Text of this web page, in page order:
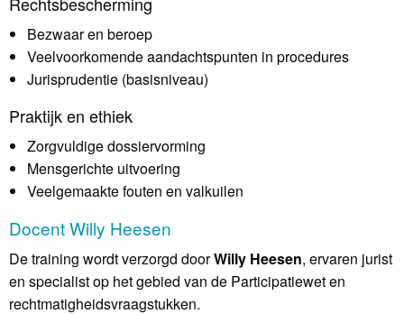
Bezwaar en beroep
Veelvoorkomende aandachtspunten in procedures
Jurisprudentie (basisniveau)
Praktijk en ethiek
Zorgvuldige dossiervorming
Mensgerichte uitvoering
Veelgemaakte fouten en valkuilen
Docent Willy Heesen
De training wordt verzorgd doorWilly Heesen, ervaren jurist
en specialist op het gebied van de Participatiewet en
rechtmatigheidsvraagstukken.